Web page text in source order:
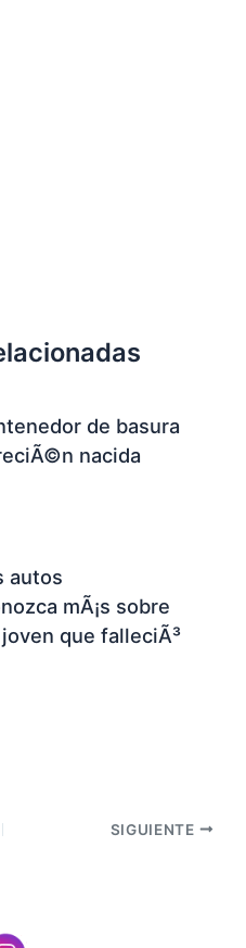
de basura
nacida
autos
mÃ¡s sobre
que falleciÃ³
SIGUIENTE